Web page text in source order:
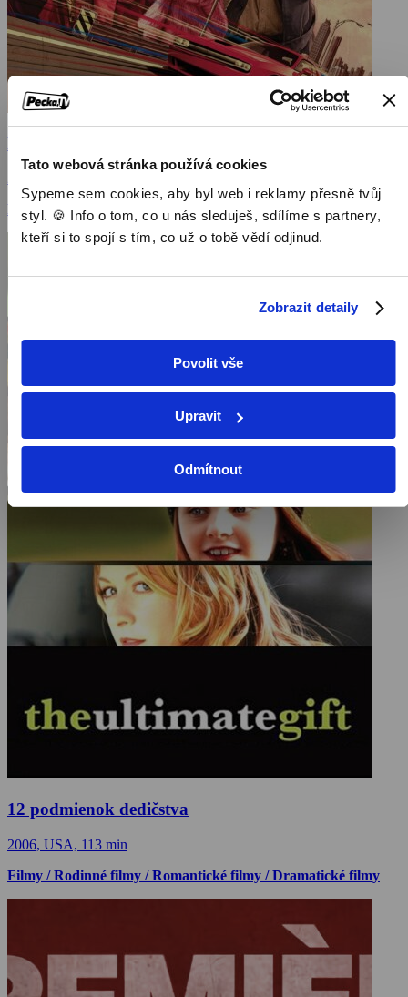
Tato webová stránka používá cookies
Sypeme sem cookies, aby byl web i reklamy přesně tvůj
styl. 🍪 Info o tom, co u nás sleduješ, sdílíme s partnery,
kteří si to spojí s tím, co už o tobě vědí odjinud.
Zobrazit detaily
Povolit vše
Upravit
Odmítnout
Baby Driver
Filmy / Akční filmy / Dramatické filmy
12 podmienok dedičstva
2006, USA, 113 min
Filmy / Rodinné filmy / Romantické filmy / Dramatické filmy